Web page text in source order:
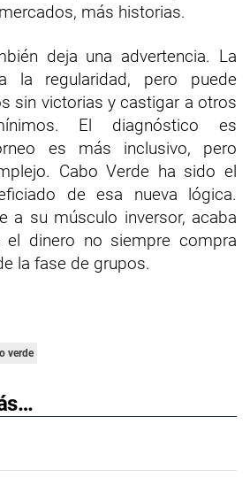
más historias.
deja una advertencia. La
la regularidad, pero puede
sin victorias y castigar a otros
El diagnóstico es
es más inclusivo, pero
Cabo Verde ha sido el
de esa nueva lógica.
a su músculo inversor, acaba
el dinero no siempre compra
la fase de grupos.
verde